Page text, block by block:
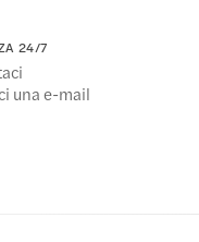
24/7
una e-mail